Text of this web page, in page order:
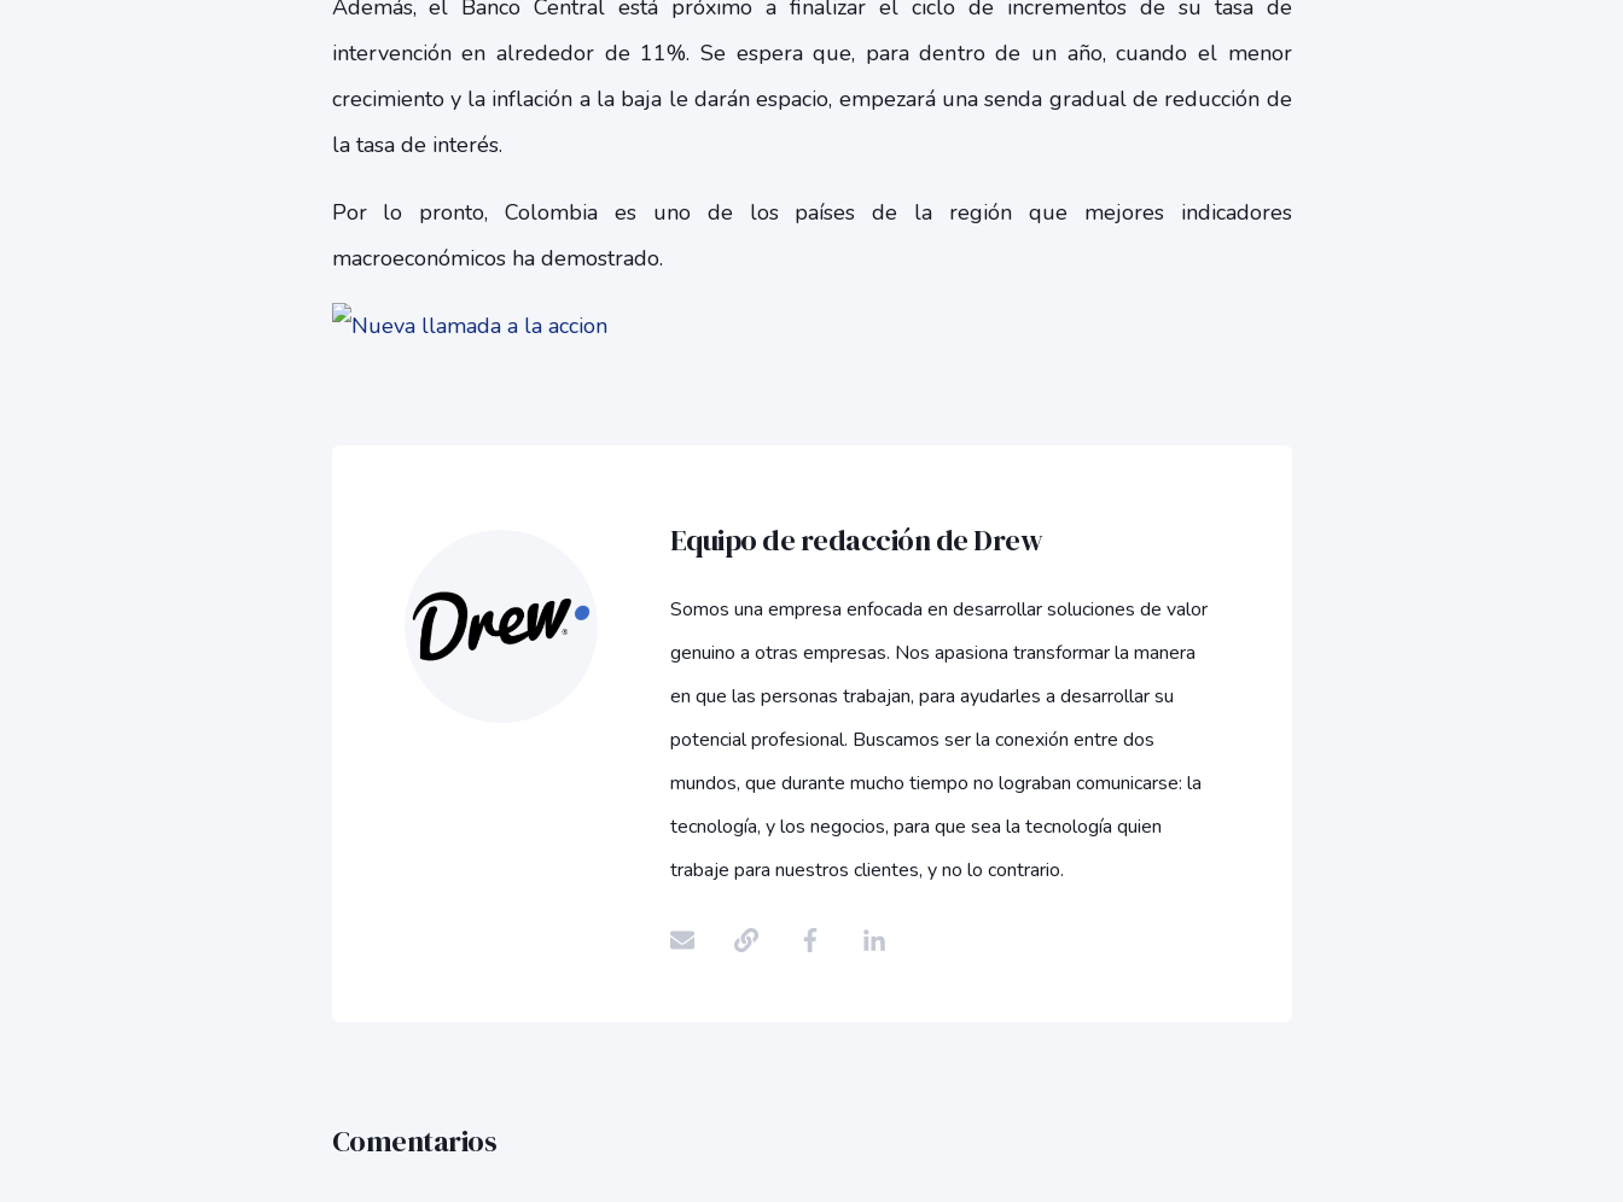
Además, el Banco Central está próximo a finalizar el ciclo de incrementos de su tasa de
intervención en alrededor de 11%. Se espera que, para dentro de un año, cuando el menor
crecimiento y la inflación a la baja le darán espacio, empezará una senda gradual de reducción de
la tasa de interés.
Por lo pronto, Colombia es uno de los países de la región que mejores indicadores
macroeconómicos ha demostrado.
Equipo de redacción de Drew
Somos una empresa enfocada en desarrollar soluciones de valor
genuino a otras empresas. Nos apasiona transformar la manera
en que las personas trabajan, para ayudarles a desarrollar su
potencial profesional. Buscamos ser la conexión entre dos
mundos, que durante mucho tiempo no lograban comunicarse: la
tecnología, y los negocios, para que sea la tecnología quien
trabaje para nuestros clientes, y no lo contrario.
Comentarios